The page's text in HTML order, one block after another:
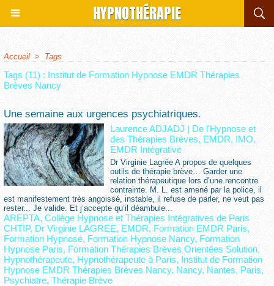
HYPNOTHÉRAPIE
Accueil > Tags
Tags (11) : Institut de Formation Hypnose EMDR Thérapies
Brèves Nancy
Une semaine aux urgences psychiatriques.
Laurence ADJADJ | De l'Hypnose et
des Thérapies Brèves, EMDR, IMO,
EMDR Intégrative
Dr Virginie Lagrée A propos de quelques
outils de thérapie brève… Garder une
relation thérapeutique lors d’une rencontre
contrainte. M. L. est amené par la police, il
est manifestement très angoissé, instable, il refuse de parler, ne veut pas
rester... Je valide. Et j’accepte qu’il déambule...
AREPTA, Collège Hypnose et Thérapies Intégratives de Paris
CHTIP, Dr Virginie LAGREE, EMDR, Formation EMDR Paris,
Formation Hypnose, Formation Hypnose Nancy, Formation
Hypnose Paris, Formation Thérapies Brèves Orientées Solution,
Hypnothérapeute, Hypnothérapeute à Paris, Institut de Formation
Hypnose EMDR Thérapies Brèves Nancy, Nancy, Nantes, Paris,
Psychiatre, Thérapie Brève